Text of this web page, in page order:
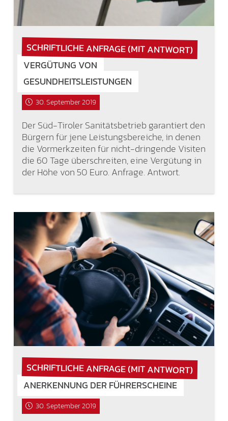
SCHRIFTLICHE ANFRAGE (MIT ANTWORT)
VERGÜTUNG VON
GESUNDHEITSLEISTUNGEN
30. September 2019
Der Süd-Tiroler Sanitätsbetrieb garantiert den
Bürgern für jene Leistungsbereiche, in denen
die Vormerkzeiten für nicht-dringende Visiten
die 60 Tage überschreiten, eine Vergütung in
der Höhe von 50 Euro. Anfrage. Antwort.
SCHRIFTLICHE ANFRAGE (MIT ANTWORT)
ANERKENNUNG DER FÜHRERSCHEINE
30. September 2019